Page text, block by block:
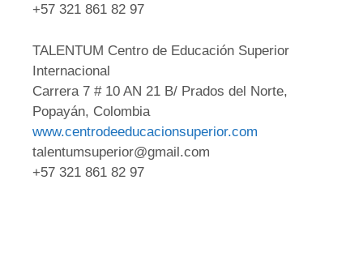
+57 321 861 82 97
TALENTUM Centro de Educación Superior
Internacional
Carrera 7 # 10 AN 21 B/ Prados del Norte,
Popayán, Colombia
www.centrodeeducacionsuperior.com
talentumsuperior@gmail.com
+57 321 861 82 97